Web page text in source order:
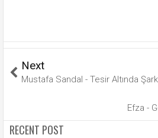
Next
Mustafa Sandal - Tesir Altında
Efza -
RECENT POST